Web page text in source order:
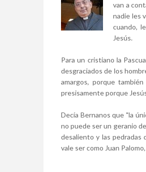
van a
nadie les
cuando,
Jesús.
Para un cristiano la
desgraciados de los
amargos, porque
presisamente porque
Decía Bernanos que "la
no puede ser un geranio
desaliento y las pedradas
vale ser como Juan